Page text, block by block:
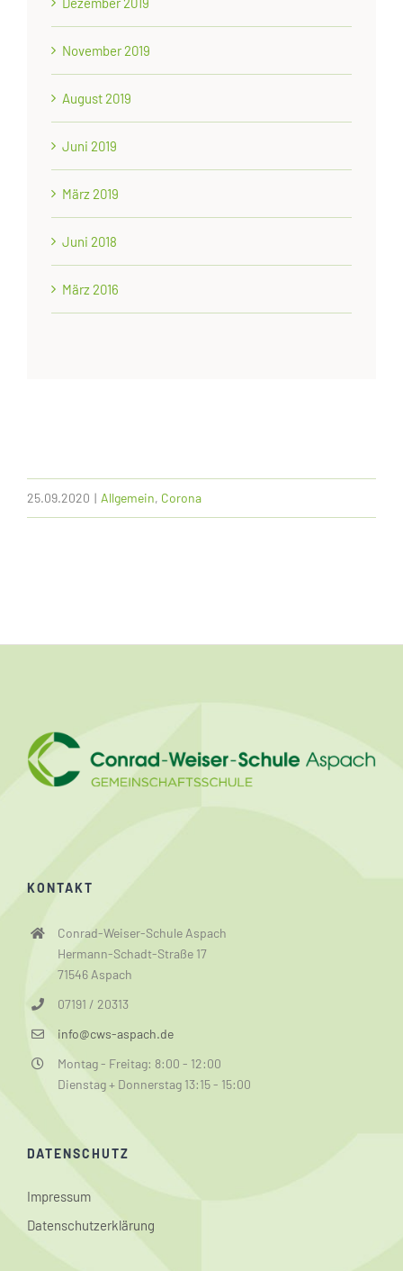
November 2019
August 2019
Juni 2019
März 2019
Juni 2018
März 2016
25.09.2020 | Allgemein, Corona
KONTAKT
Conrad-Weiser-Schule Aspach
Hermann-Schadt-Straße 17
71546 Aspach
07191 / 20313
info@cws-aspach.de
Montag - Freitag: 8:00 - 12:00
Dienstag + Donnerstag 13:15 - 15:00
DATENSCHUTZ
Impressum
Datenschutzerklärung